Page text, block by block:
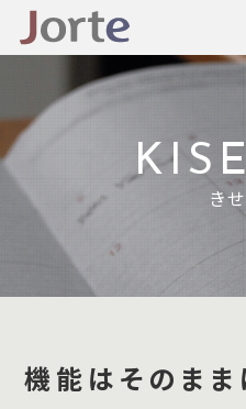
き
機能はそのまま